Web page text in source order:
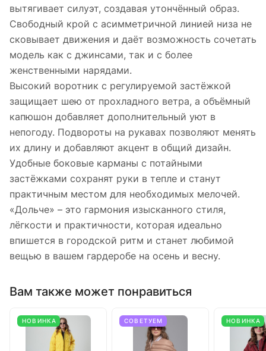
вытягивает силуэт, создавая утончённый образ.
Свободный крой с асимметричной линией низа не
сковывает движения и даёт возможность сочетать
модель как с джинсами, так и с более
женственными нарядами.
Высокий воротник с регулируемой застёжкой
защищает шею от прохладного ветра, а объёмный
капюшон добавляет дополнительный уют в
непогоду. Подвороты на рукавах позволяют менять
их длину и добавляют акцент в общий дизайн.
Удобные боковые карманы с потайными
застёжками сохранят руки в тепле и станут
практичным местом для необходимых мелочей.
«Дольче» – это гармония изысканного стиля,
лёгкости и практичности, которая идеально
впишется в городской ритм и станет любимой
вещью в вашем гардеробе на осень и весну.
Вам также может понравиться
НОВИНКА СОВЕТУЕМ НОВИНКА